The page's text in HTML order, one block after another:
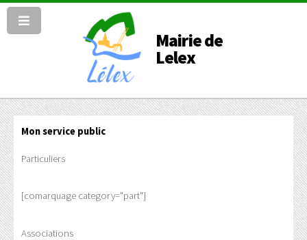
Mairie de
Lelex
Mon service public
Particuliers
[comarquage category="part"]
Associations